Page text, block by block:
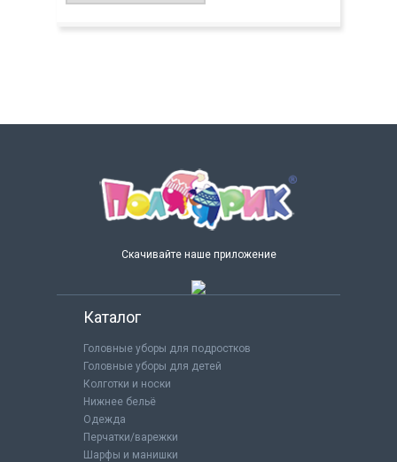
Скачивайте наше приложение
Каталог
Головные уборы для подростков
Головные уборы для детей
Колготки и носки
Нижнее бельё
Одежда
Перчатки/варежки
Шарфы и манишки